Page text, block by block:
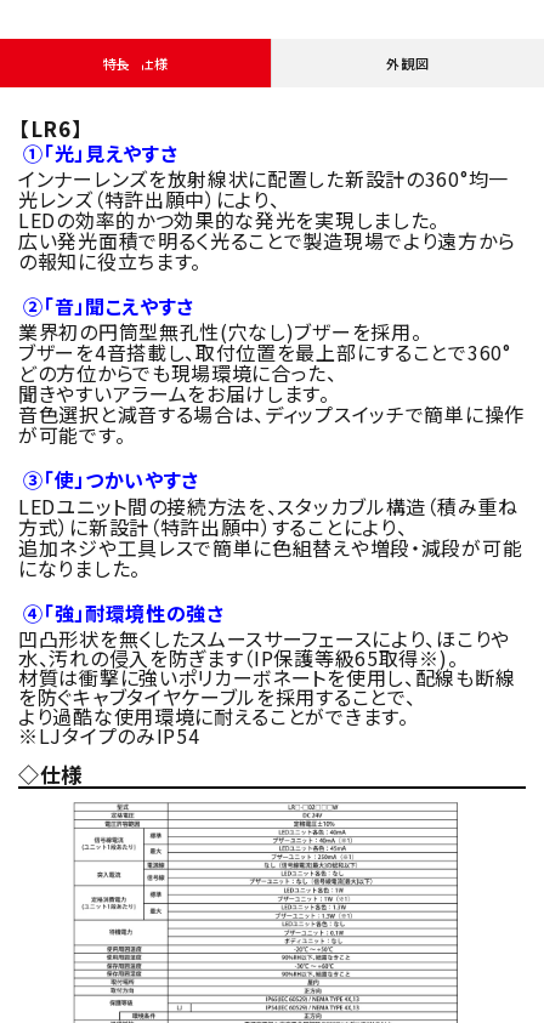
特長・仕様 外観図
【LR6】
①「光」見えやすさ
インナーレンズを放射線状に配置した新設計の360°均一
光レンズ（特許出願中）により、
LEDの効率的かつ効果的な発光を実現しました。
広い発光面積で明るく光ることで製造現場でより遠方から
の報知に役立ちます。
②「音」聞こえやすさ
業界初の円筒型無孔性(穴なし)ブザーを採用。
ブザーを4音搭載し、取付位置を最上部にすることで360°
どの方位からでも現場環境に合った、
聞きやすいアラームをお届けします。
音色選択と減音する場合は、ディップスイッチで簡単に操作
が可能です。
③「使」つかいやすさ
LEDユニット間の接続方法を、スタッカブル構造（積み重ね
方式）に新設計（特許出願中）することにより、
追加ネジや工具レスで簡単に色組替えや増段・減段が可能
になりました。
④「強」耐環境性の強さ
凹凸形状を無くしたスムースサーフェースにより、ほこりや
水、汚れの侵入を防ぎます（IP保護等級65取得※)。
材質は衝撃に強いポリカーボネートを使用し、配線も断線
を防ぐキャブタイヤケーブルを採用することで、
より過酷な使用環境に耐えることができます。
※LJタイプのみIP54
◇仕様